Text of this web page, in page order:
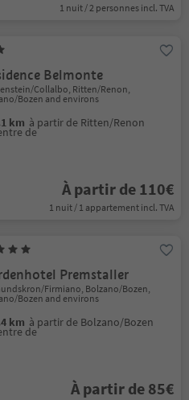
1 nuit / 2 personnes incl. TVA
Belmonte
Collalbo, Ritten/Renon,
Bozen and environs
km à partir de Ritten/Renon
de
À partir de 110€
1 nuit / 1 appartement incl. TVA
Premstaller
Firmiano, Bolzano/Bozen,
Bozen and environs
km à partir de Bolzano/Bozen
de
À partir de 85€